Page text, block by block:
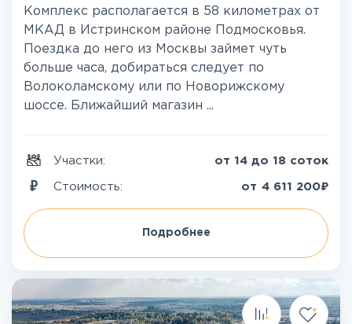
Комплекс располагается в 58 километрах от
МКАД в Истринском районе Подмосковья.
Поездка до него из Москвы займет чуть
больше часа, добираться следует по
Волоколамскому или по Новорижскому
шоссе. Ближайший магазин ...
Участки: от 14 до 18 соток
Стоимость: от 4 611 200₽
Подробнее